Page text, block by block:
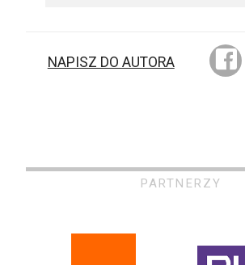
NAPISZ DO AUTORA
PARTNERZY